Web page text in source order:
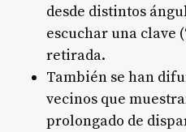
desde distintos
escuchar una clave
retirada.
También se han
vecinos que
prolongado de